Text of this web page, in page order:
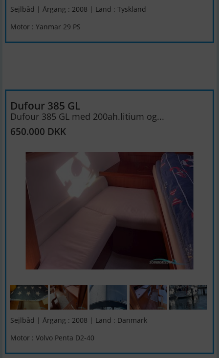
Sejlbåd | Årgang : 2008 | Land : Tyskland
Motor : Yanmar 29 PS
Dufour 385 GL
Dufour 385 GL med 200ah.litium og...
650.000 DKK
Sejlbåd | Årgang : 2008 | Land : Danmark
Motor : Volvo Penta D2-40